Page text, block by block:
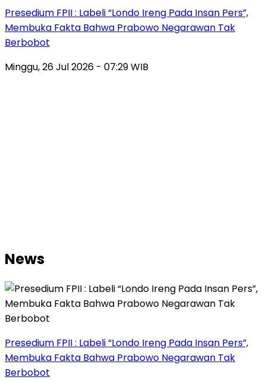
Presedium FPII : Labeli “Londo Ireng Pada Insan Pers”,
Membuka Fakta Bahwa Prabowo Negarawan Tak
Berbobot
Minggu, 26 Jul 2026 - 07:29 WIB
News
Presedium FPII : Labeli “Londo Ireng Pada Insan Pers”,
Membuka Fakta Bahwa Prabowo Negarawan Tak
Berbobot